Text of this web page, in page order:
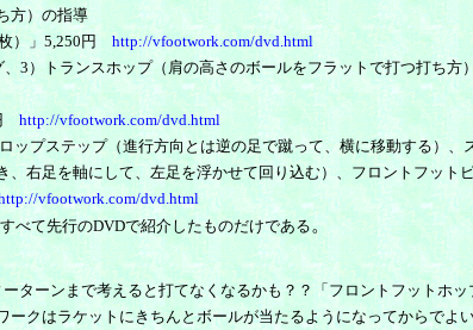
方）の指導
）」5,250円 http://vfootwork.com/dvd.html
3）トランスホップ（肩の高さのボールをフラットで打つ打ち
円http://vfootwork.com/dvd.html
プステップ（進行方向とは逆の足で蹴って、横に移動する）
右足を軸にして、左足を浮かせて回り込む）、フロントフット
vfootwork.com/dvd.html
べて先行のDVDで紹介したものだけである 。
ターンまで考えると打てなくなるかも？？「フロントフットホ
クはラケットにきちんとボールが当たるようになってからでよ